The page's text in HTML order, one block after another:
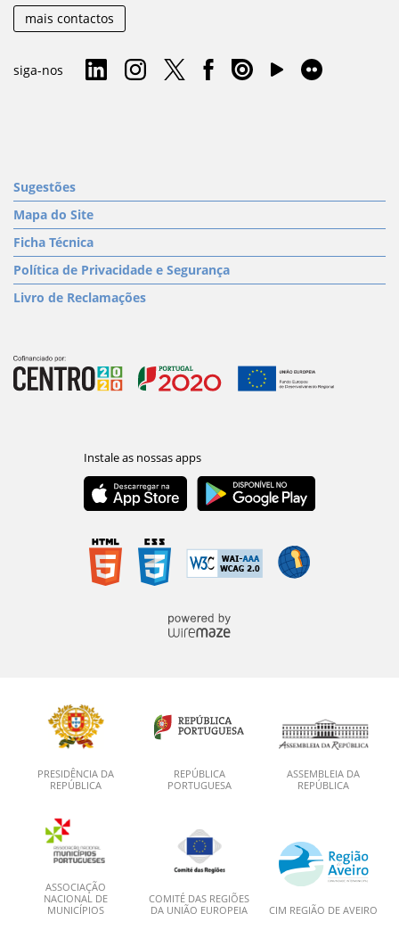
mais contactos
siga-nos
Sugestões
Mapa do Site
Ficha Técnica
Política de Privacidade e Segurança
Livro de Reclamações
PRESIDÊNCIA DA
REPÚBLICA
REPÚBLICA
PORTUGUESA
ASSEMBLEIA DA
REPÚBLICA
ASSOCIAÇÃO
NACIONAL DE
MUNICÍPIOS
COMITÉ DAS REGIÕES
DA UNIÃO EUROPEIA
CIM REGIÃO DE AVEIRO